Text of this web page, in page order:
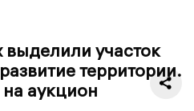
выделили участок
территории.
аукцион